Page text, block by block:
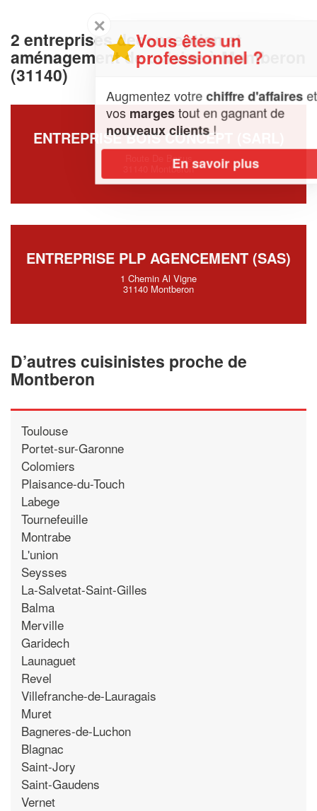
2 entreprises deconception et
aménagement de cuisine à Montberon
(31140)
ENTREPRISE BOIS CONCEPT (SARL)
Route De Bazus
31140 Montberon
ENTREPRISE PLP AGENCEMENT (SAS)
1 Chemin Al Vigne
31140 Montberon
D’autres cuisinistes proche de
Montberon
Toulouse
Portet-sur-Garonne
Colomiers
Plaisance-du-Touch
Labege
Tournefeuille
Montrabe
L'union
Seysses
La-Salvetat-Saint-Gilles
Balma
Merville
Garidech
Launaguet
Revel
Villefranche-de-Lauragais
Muret
Bagneres-de-Luchon
Blagnac
Saint-Jory
Saint-Gaudens
Vernet
Vous êtes un
professionnel ?
Augmentez votrechiffre d'affaireset
vosmargestout en gagnant de
nouveaux clients!
En savoir plus